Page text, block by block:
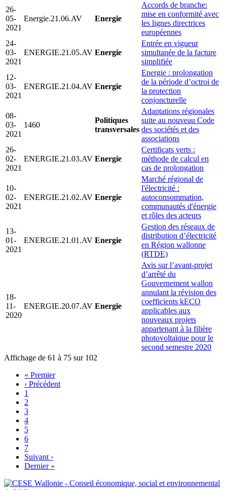
26-
05-
2021
Energie.21.06.AV Energie
Accords de branche:
mise en conformité avec
les lignes directrices
européennes
24-
03-
2021
ENERGIE.21.05.AV Energie
Entrée en vigueur
simultanée de la facture
simplifiée
12-
03-
2021
ENERGIE.21.04.AV Energie
Energie : prolongation
de la période d’octroi de
la protection
conjoncturelle
08-
03-
2021
1460
Politiques
transversales
Adaptations régionales
suite au nouveau Code
des sociétés et des
associations
26-
02-
2021
ENERGIE.21.03.AV Energie
Certificats verts :
méthode de calcul en
cas de prolongation
10-
02-
2021
ENERGIE.21.02.AV Energie
Marché régional de
l'électricité :
autoconsommation,
communautés d'énergie
et rôles des acteurs
13-
01-
2021
ENERGIE.21.01.AV Energie
Gestion des réseaux de
distribution d’électricité
en Région wallonne
(RTDE)
18-
11-
2020
ENERGIE.20.07.AV Energie
Avis sur l’avant-projet
d’arrêté du
Gouvernement wallon
annulant la révision des
coefficients kECO
applicables aux
nouveaux projets
appartenant à la filière
photovoltaïque pour le
second semestre 2020
Affichage de 61 à 75 sur 102
Pagination
Première
page
« Premier
Page
précédente
‹ Précédent
Page
1
Page
2
Page
3
Page
4
Page
5
Page
6
Page
7
Page
suivante
Suivant ›
Dernière
Dernier »